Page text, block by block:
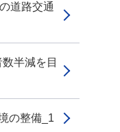
道路交通
半減を目
の整備_1